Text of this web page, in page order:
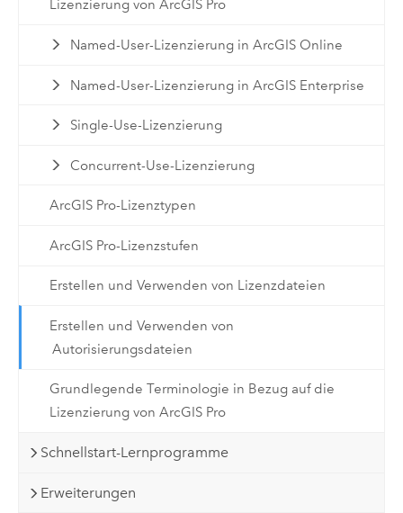
Lizenzierung von ArcGIS Pro
Named-User-Lizenzierung in ArcGIS Online
Named-User-Lizenzierung in ArcGIS Enterprise
Single-Use-Lizenzierung
Concurrent-Use-Lizenzierung
ArcGIS Pro-Lizenztypen
ArcGIS Pro-Lizenzstufen
Erstellen und Verwenden von Lizenzdateien
Erstellen und Verwenden von
Autorisierungsdateien
Grundlegende Terminologie in Bezug auf die
Lizenzierung von ArcGIS Pro
Schnellstart-Lernprogramme
Erweiterungen